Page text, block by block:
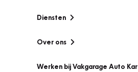
Diensten
Over ons
Werken bij Vakgarage Auto Kar